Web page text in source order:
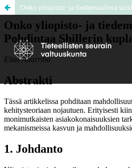
Onko yliopisto- ja tiedemaailma